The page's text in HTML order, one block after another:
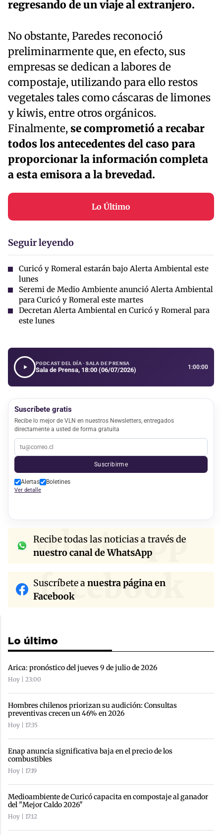
regresando de un viaje al extranjero.
No obstante, Paredes reconoció
preliminarmente que, en efecto, sus
empresas se dedican a labores de
compostaje, utilizando para ello restos
vegetales tales como cáscaras de limones
y kiwis, entre otros orgánicos.
Finalmente, se comprometió a recabar
todos los antecedentes del caso para
proporcionar la información completa
a esta emisora a la brevedad.
Lo Último
Seguir leyendo
Curicó y Romeral estarán bajo Alerta Ambiental este
lunes
Seremi de Medio Ambiente anunció Alerta Ambiental
para Curicó y Romeral este martes
Decretan Alerta Ambiental en Curicó y Romeral para
este lunes
PODCAST DEL DÍA · SALA DE PRENSA
Sala de Prensa, 18:00 (06/07/2026) 1:00:00
Suscríbete gratis
Recibe lo mejor de VLN en nuestros Newsletters, entregados
directamente a usted de forma gratuita
Suscribirme
Alertas Boletines
Ver detalle
whatsapp
Recibe todas las noticias a través de
nuestro canal de WhatsApp
facebook
Suscríbete anuestra página en
Facebook
Lo último
Arica: pronóstico del jueves 9 de julio de 2026
Hoy | 23:00
Hombres chilenos priorizan su audición: Consultas
preventivas crecen un 46% en 2026
Hoy | 17:35
Enap anuncia significativa baja en el precio de los
combustibles
Hoy | 17:19
Medioambiente de Curicó capacita en compostaje al ganador
del "Mejor Caldo 2026"
Hoy | 17:12